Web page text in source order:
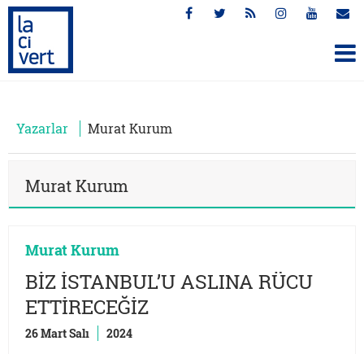
Yazarlar Murat Kurum
Murat Kurum
Murat Kurum
BİZ İSTANBUL’U ASLINA RÜCU
ETTİRECEĞİZ
26 Mart Salı 2024